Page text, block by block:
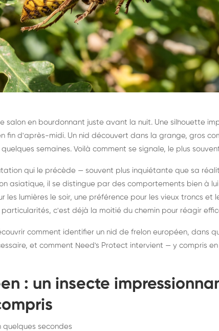
en
Dératisation : éliminer
durablement rats et
souris, partout en France
salon en bourdonnant juste avant la nuit. Une silhouette
fin d'après-midi. Un nid découvert dans la grange, gros
semaines. Voilà comment se signale, le plus
qui le précède — souvent plus inquiétante que sa
asiatique, il se distingue par des comportements bien à
les lumières le soir, une préférence pour les vieux troncs et
particularités, c'est déjà la moitié du chemin pour réagir
comment identifier un nid de frelon européen, dans
et comment Need's Protect intervient — y compris
: un insecte
quelques secondes